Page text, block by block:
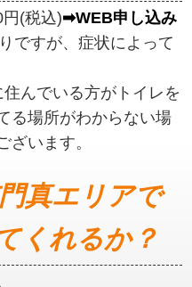
(税込)➡WEB申し込み
ですが、症状によって
んでいる方がトイレを
る場所がわからない場
ざいます。
真エリアで
くれるか？